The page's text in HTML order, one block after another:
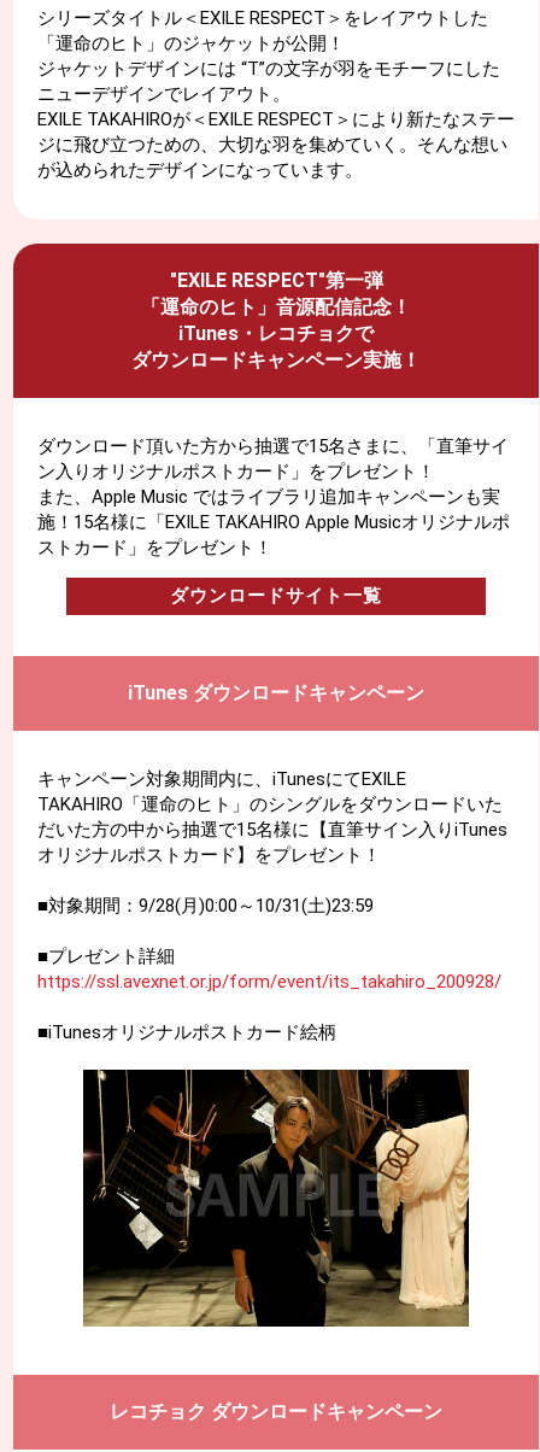
シリーズタイトル＜EXILE RESPECT＞をレイアウトした
「運命のヒト」のジャケットが公開！
ジャケットデザインには “T”の文字が羽をモチーフにした
ニューデザインでレイアウト。
EXILE TAKAHIROが＜EXILE RESPECT＞により新たなステー
ジに飛び立つための、大切な羽を集めていく。そんな想い
が込められたデザインになっています。
"EXILE RESPECT"第一弾
「運命のヒト」音源配信記念！
iTunes・レコチョクで
ダウンロードキャンペーン実施！
ダウンロード頂いた方から抽選で15名さまに、「直筆サイ
ン入りオリジナルポストカード」をプレゼント！
また、Apple Music ではライブラリ追加キャンペーンも実
施！15名様に「EXILE TAKAHIRO Apple Musicオリジナルポ
ストカード」をプレゼント！ダウンロードサイト一覧
ダウンロードサイト一覧
iTunes ダウンロードキャンペーン
キャンペーン対象期間内に、iTunesにてEXILE
TAKAHIRO「運命のヒト」のシングルをダウンロードいた
だいた方の中から抽選で15名様に【直筆サイン入りiTunes
オリジナルポストカード】をプレゼント！
■対象期間：9/28(月)0:00～10/31(土)23:59
■プレゼント詳細
https://ssl.avexnet.or.jp/form/event/its_takahiro_200928/
■iTunesオリジナルポストカード絵柄
レコチョク ダウンロードキャンペーン